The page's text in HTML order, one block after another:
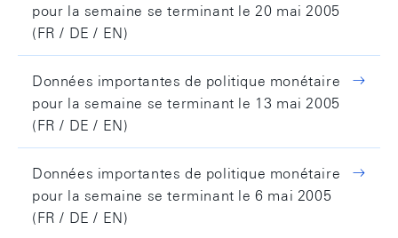
pour la semaine se terminant le 20 mai 2005
(FR / DE / EN)
Données importantes de politique monétaire
pour la semaine se terminant le 13 mai 2005
(FR / DE / EN)
Données importantes de politique monétaire
pour la semaine se terminant le 6 mai 2005
(FR / DE / EN)